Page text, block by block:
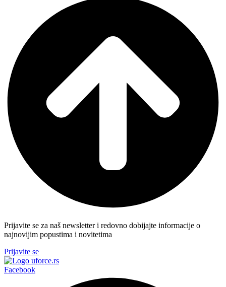
Prijavite se za naš newsletter i redovno dobijajte informacije o
najnovijim popustima i novitetima
Prijavite se
Facebook